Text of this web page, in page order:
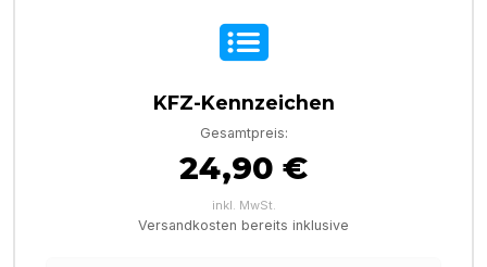
KFZ-Kennzeichen
Gesamtpreis:
24,90 €
inkl. MwSt.
Versandkosten bereits inklusive